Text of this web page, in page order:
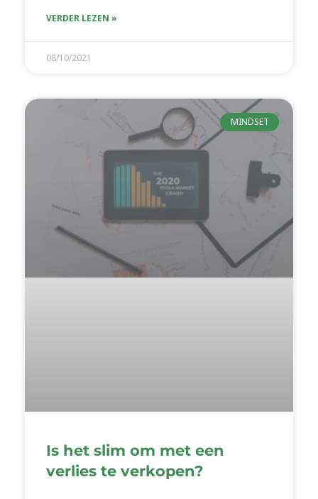
VERDER LEZEN »
08/10/2021
MINDSET
Is het slim om met een
verlies te verkopen?